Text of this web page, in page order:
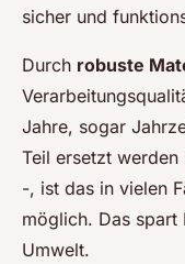
sicher und
Durch robuste
Jahre, sogar
Teil ersetzt
-, ist das in vielen
möglich. Das spart
Umwelt.